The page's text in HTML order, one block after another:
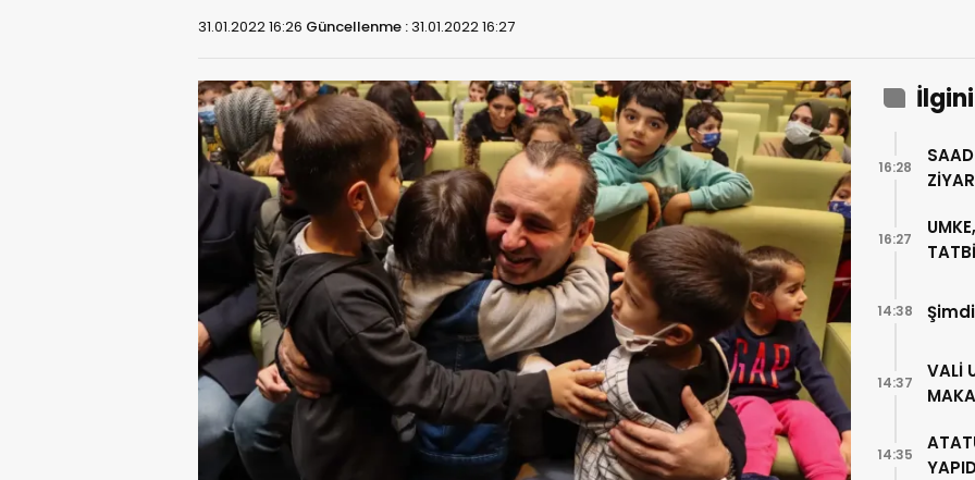
31.01.2022 16:26 Güncellenme :31.01.2022 16:27
16:28
16:27
14:38
VALİ
14:37
14:35